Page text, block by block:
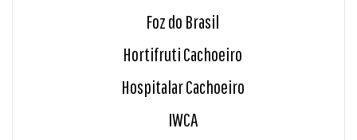
Foz do Brasil
Hortifruti Cachoeiro
Hospitalar Cachoeiro
IWCA